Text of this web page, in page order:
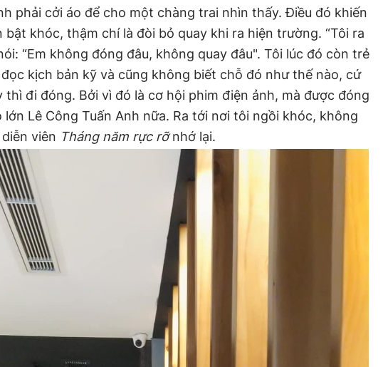
phải cởi áo để cho một chàng trai nhìn thấy. Điều đó khiến
bật khóc, thậm chí là đòi bỏ quay khi ra hiện trường. “Tôi ra
“Em không đóng đâu, không quay đâu". Tôi lúc đó còn trẻ
kịch bản kỹ và cũng không biết chỗ đó như thế nào, cứ
thì đi đóng. Bởi vì đó là cơ hội phim điện ảnh, mà được đóng
lớn Lê Công Tuấn Anh nữa. Ra tới nơi tôi ngồi khóc, không
viên Tháng năm rực rỡnhớ lại.